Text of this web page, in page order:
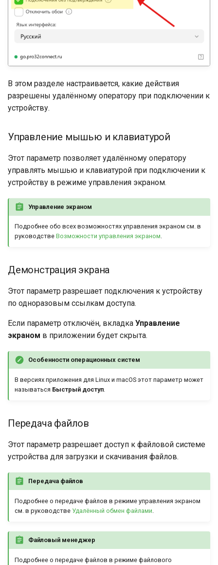
В этом разделе настраивается, какие действия
разрешены удалённому оператору при подключении к
устройству.
Управление мышью и клавиатурой
Этот параметр позволяет удалённому оператору
управлять мышью и клавиатурой при подключении к
устройству в режиме управления экраном.
Управление экраном
Подробнее обо всех возможностях управления экраном см. в
руководстве Возможности управления экраном.
Демонстрация экрана
Этот параметр разрешает подключения к устройству
по одноразовым ссылкам доступа.
Если параметр отключён, вкладка Управление
экраном в приложении будет скрыта.
Особенности операционных систем
В версиях приложения для Linux и macOS этот параметр может
называться Быстрый доступ.
Передача файлов
Этот параметр разрешает доступ к файловой системе
устройства для загрузки и скачивания файлов.
Передача файлов
Подробнее о передаче файлов в режиме управления экраном
см. в руководстве Удалённый обмен файлами.
Файловый менеджер
Подробнее о передаче файлов в режиме файлового